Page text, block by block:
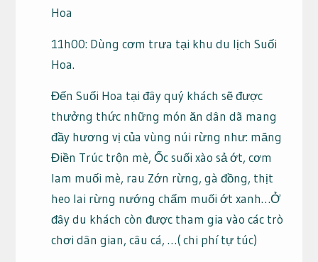
Hoa
11h00: Dùng cơm trưa tại khu du lịch Suối
Hoa.
Đến Suối Hoa tại đây quý khách sẽ được
thưởng thức những món ăn dân dã mang
đầy hương vị của vùng núi rừng như: măng
Điền Trúc trộn mè, Ốc suối xào sả ớt, cơm
lam muối mè, rau Zớn rừng, gà đồng, thịt
heo lai rừng nướng chấm muối ớt xanh…Ở
đây du khách còn được tham gia vào các trò
chơi dân gian, câu cá, …( chi phí tự túc)